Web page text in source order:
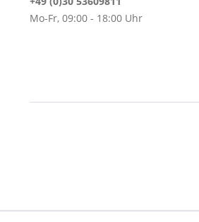
Mo-Fr, 09:00 - 18:00 Uhr